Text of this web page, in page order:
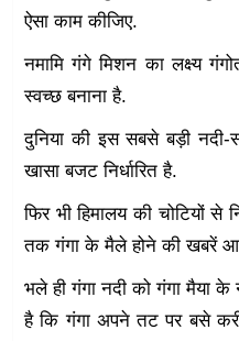
ऐसा काम कीजिए.
नमामि गंगे मिशन का लक्ष्य
स्वच्छ बनाना है.
दुनिया की इस सबसे बड़ी नदी-
खासा बजट निर्धारित है.
फिर भी हिमालय की चोटियों
तक गंगा के मैले होने की खबरें
भले ही गंगा नदी को गंगा मैया
है कि गंगा अपने तट पर बसे